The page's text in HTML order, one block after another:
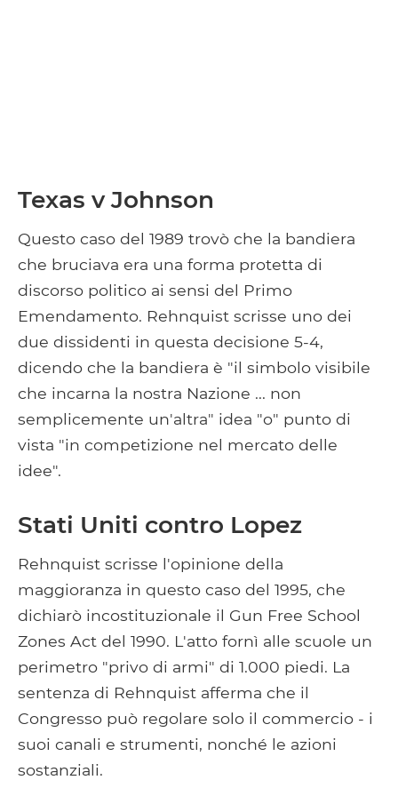
Texas v Johnson
Questo caso del 1989 trovò che la bandiera
che bruciava era una forma protetta di
discorso politico ai sensi del Primo
Emendamento. Rehnquist scrisse uno dei
due dissidenti in questa decisione 5-4,
dicendo che la bandiera è "il simbolo visibile
che incarna la nostra Nazione ... non
semplicemente un'altra" idea "o" punto di
vista "in competizione nel mercato delle
idee".
Stati Uniti contro Lopez
Rehnquist scrisse l'opinione della
maggioranza in questo caso del 1995, che
dichiarò incostituzionale il Gun Free School
Zones Act del 1990. L'atto fornì alle scuole un
perimetro "privo di armi" di 1.000 piedi. La
sentenza di Rehnquist afferma che il
Congresso può regolare solo il commercio - i
suoi canali e strumenti, nonché le azioni
sostanziali.